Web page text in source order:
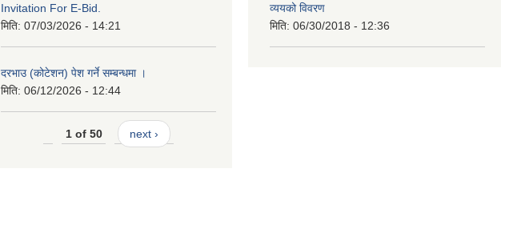
Invitation For E-Bid.
मिति: 07/03/2026 - 14:21
दरभाउ (कोटेशन) पेश गर्ने सम्बन्धमा ।
मिति: 06/12/2026 - 12:44
1 of 50 next ›
व्ययको विवरण
मिति: 06/30/2018 - 12:36